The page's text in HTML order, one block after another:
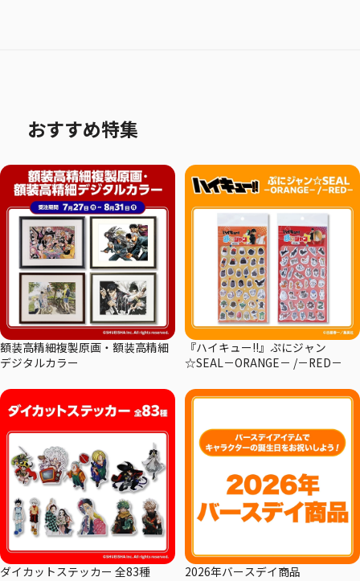
おすすめ特集
額装高精細複製原画・額装高精細
デジタルカラー
『ハイキュー!!』ぷにジャン
☆SEAL－ORANGE－ /－RED－
ダイカットステッカー 全83種 2026年バースデイ商品